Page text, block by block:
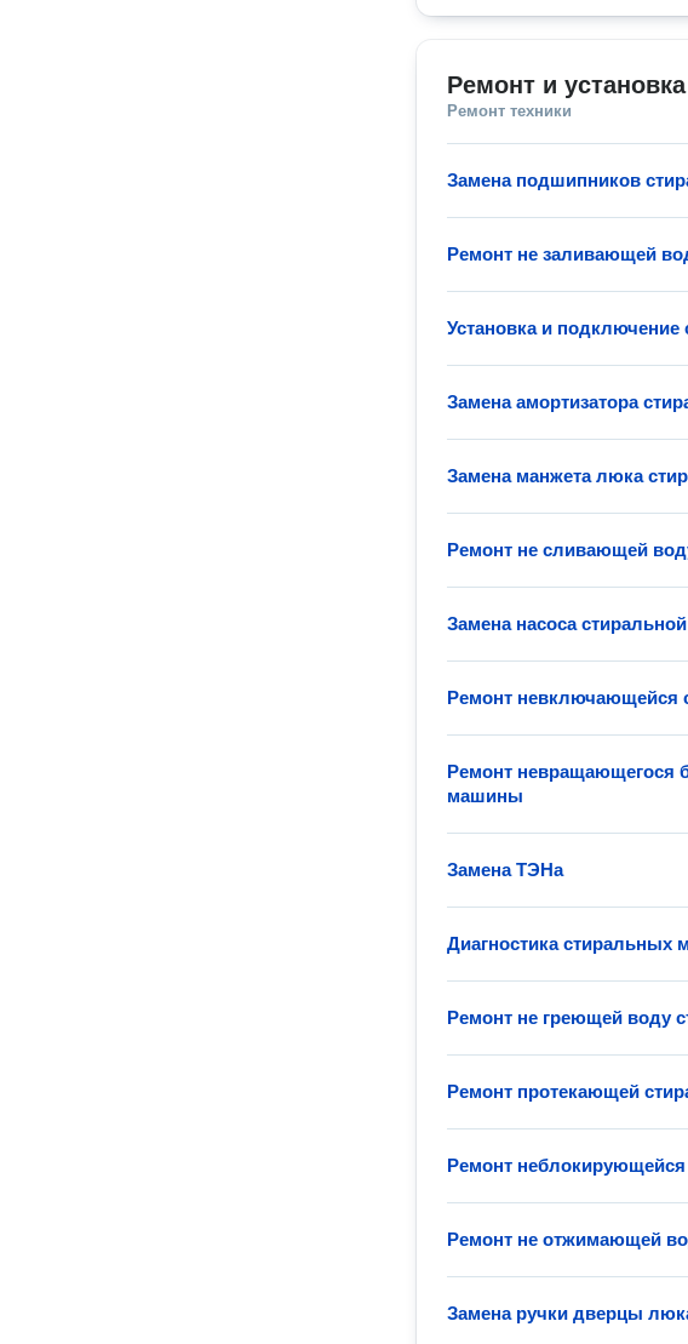
Ремонт и
Ремонт техники
Замена подшипников
Ремонт не заливающей
Установка и
Замена амортизатора
Замена манжета люка
Ремонт не сливающей
Замена насоса
Ремонт невключающейся
Ремонт невращающегося
машины
Замена ТЭНа
Диагностика стиральных
Ремонт не греющей воду
Ремонт протекающей
Ремонт
Ремонт не отжимающей
Замена ручки дверцы